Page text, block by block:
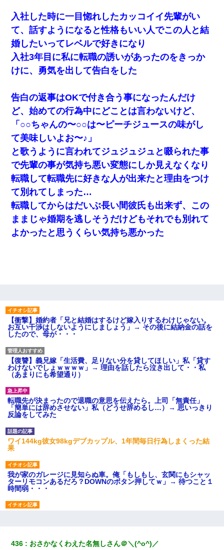
入社した時に一目惚れしたカッコイイ先輩がい
て、話すようになると性格もいい人でこの人と結
婚したいってレベルで好きになり
入社3年目に私に転職の誘いがあったのをきっか
けに、勇気を出して告白をした
告白の返事はOKで付き合う事になったんだけ
ど、始めての行為中にどことは言わないけど、
「○○ちゃんの〜○○は〜ピーチジュースの味がし
て美味しいよお〜♪」
と歌うように言われてジュジュジュと啜られた事
で先輩の事が気持ち悪い変態にしか見えなくなり
転職して転職先に好きな人が出来たと理由をつけ
て別れてしまった…
転職してからはだいぶ長い間彼氏も出来ず、この
ままじゃ婚期を逃しそうだけどもそれでも別れて
よかったと思うくらい気持ち悪かった
【衝撃】婚約者「兄と結婚はするけど嫁入りするわけじゃない。
お互い干渉はしないようにしましょう」→ その後に結納金の話を
したので、母が・・・
【復讐】義兄嫁「生活費、足りない分を貸してほしい」私「貸す
わけないでしょｗｗｗｗ」→ 理由を話したら泣き出して・・私
（あまりにも希望通り）
転職先が決まったので退職の意思を伝えたら。上司「無責任」
「簡単には辞めさせない」私（どうせ辞めるし…）→ 思いっきり
反論をしてみた
ワイ144kg彼女98kgデブカップル、1年間毎日行為しまくった結
果
我が家のガレージに見知らぬ車。俺「もしもし、玄関にもシャッ
ターリモコンあるだろ？DOWNのボタン押してｗ」→ 待つこと１
時間弱・・・
436 おさかなくわえた名無しさん＠＼(^o^)／